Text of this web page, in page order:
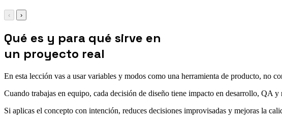
‹ ›
Qué es y para qué sirve en
un proyecto real
En esta lección vas a usar variables y modos como una herramienta de producto, no
Cuando trabajas en equipo, cada decisión de diseño tiene impacto en desarrollo, QA
Si aplicas el concepto con intención, reduces decisiones improvisadas y mejoras la